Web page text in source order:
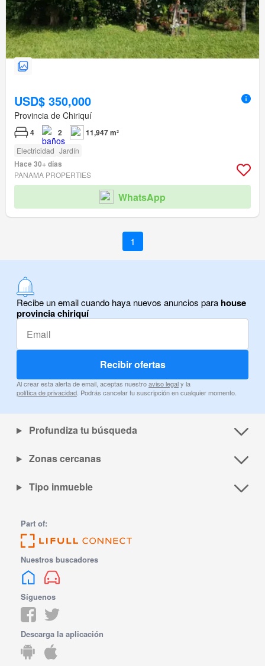
USD$ 350,000
Provincia de Chiriquí
4 2 11,947 m²
Electricidad Jardín
Hace 30+ días
PANAMA PROPERTIES
WhatsApp
1
Recibe un email cuando haya nuevos anuncios para house
provincia chiriquí
Recibir ofertas
Al crear esta alerta de email, aceptas nuestroaviso legaly la
política de privacidad. Podrás cancelar tu suscripción en cualquier momento.
Profundiza tu búsqueda
Zonas cercanas
Tipo inmueble
Part of:
Nuestros buscadores
Síguenos
Descarga la aplicación